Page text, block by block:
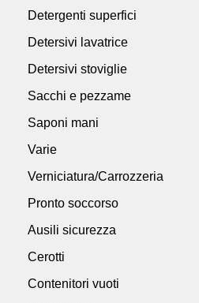
Detergenti superfici
Detersivi lavatrice
Detersivi stoviglie
Sacchi e pezzame
Saponi mani
Varie
Verniciatura/Carrozzeria
Pronto soccorso
Ausili sicurezza
Cerotti
Contenitori vuoti